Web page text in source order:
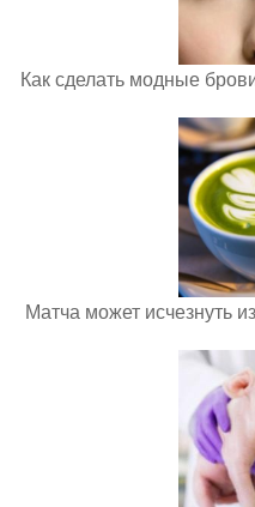
Как сделать модные
Матча может исчезнуть